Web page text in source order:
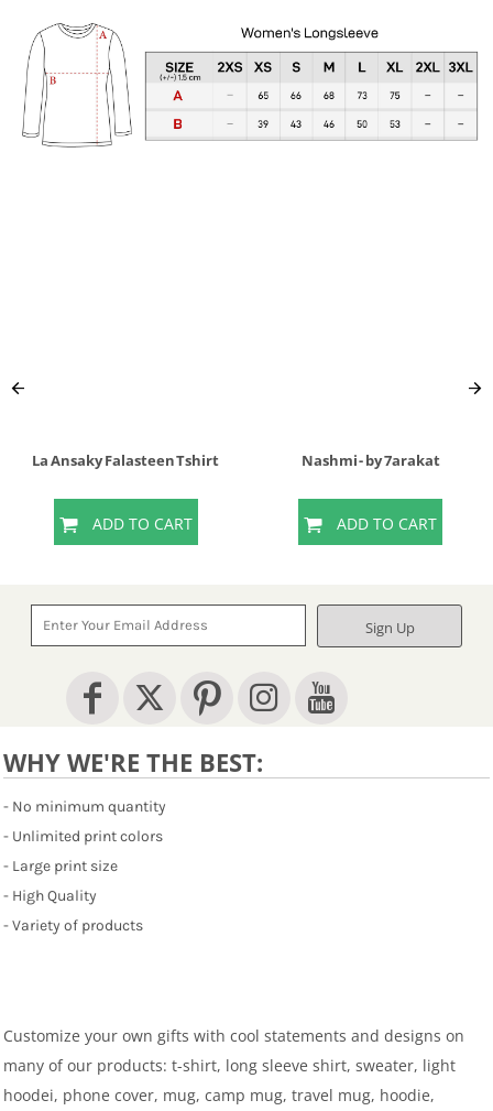
La Ansaky Falasteen Tshirt
ADD TO CART
Nashmi - by 7arakat
ADD TO CART
Sign Up
WHY WE'RE THE BEST:
- No minimum quantity
- Unlimited print colors
- Large print size
- High Quality
- Variety of products
Customize your own gifts with cool statements and designs on
many of our products: t-shirt, long sleeve shirt, sweater, light
hoodei, phone cover, mug, camp mug, travel mug, hoodie,